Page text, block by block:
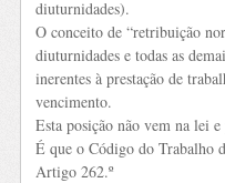
diuturnidades).
O conceito de “retribuição
diuturnidades e todas as
inerentes à prestação de
vencimento.
Esta posição não vem na lei
É que o Código do Trabalho
Artigo 262.º